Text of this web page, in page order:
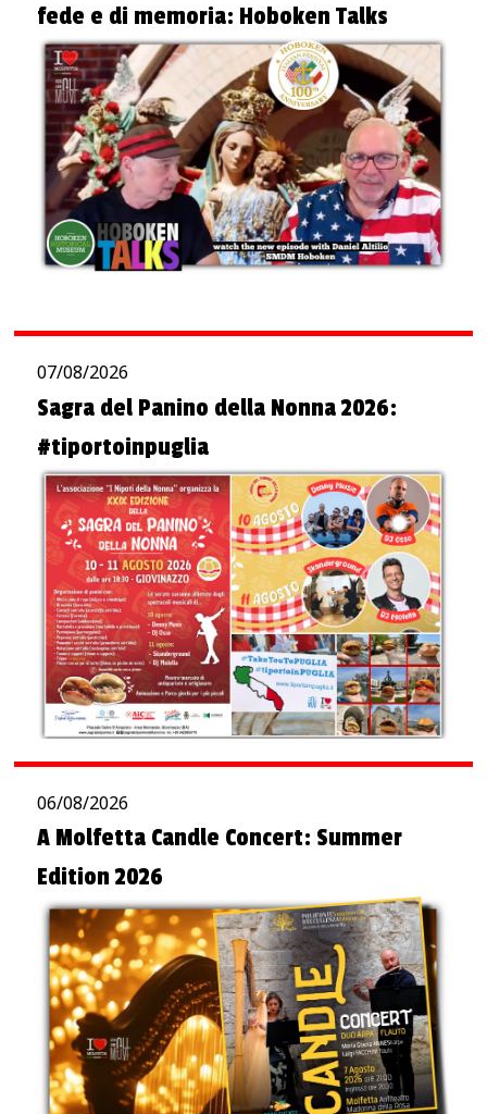
fede e di memoria: Hoboken Talks
07/08/2026
Sagra del Panino della Nonna 2026:
#tiportoinpuglia
06/08/2026
A Molfetta Candle Concert: Summer
Edition 2026